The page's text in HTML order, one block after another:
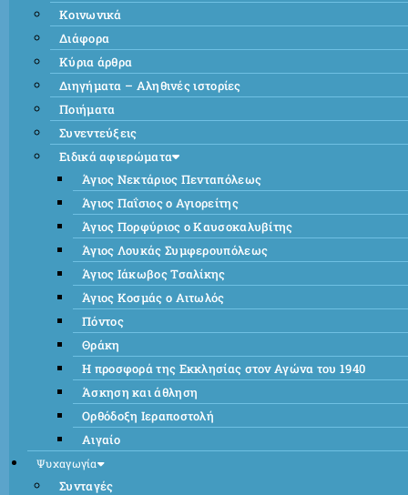
Κοινωνικά
Διάφορα
Κύρια άρθρα
Διηγήματα – Αληθινές ιστορίες
Ποιήματα
Συνεντεύξεις
Ειδικά αφιερώματα
Άγιος Νεκτάριος Πενταπόλεως
Άγιος Παΐσιος ο Αγιορείτης
Άγιος Πορφύριος ο Καυσοκαλυβίτης
Άγιος Λουκάς Συμφερουπόλεως
Άγιος Ιάκωβος Τσαλίκης
Άγιος Κοσμάς ο Αιτωλός
Πόντος
Θράκη
Η προσφορά της Εκκλησίας στον Αγώνα του 1940
Άσκηση και άθληση
Ορθόδοξη Ιεραποστολή
Αιγαίο
Ψυχαγωγία
Συνταγές